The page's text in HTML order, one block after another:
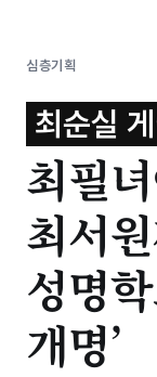
심층기획
최순실
최필
최서
성명
개명’